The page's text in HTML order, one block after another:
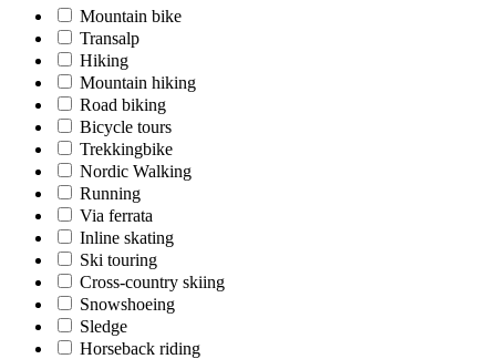
Mountain bike
Transalp
Hiking
Mountain hiking
Road biking
Bicycle tours
Trekkingbike
Nordic Walking
Running
Via ferrata
Inline skating
Ski touring
Cross-country skiing
Snowshoeing
Sledge
Horseback riding